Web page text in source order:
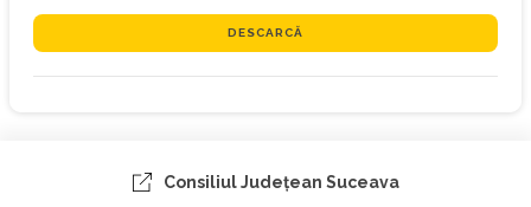
DESCARCĂ
Consiliul Judeţean Suceava